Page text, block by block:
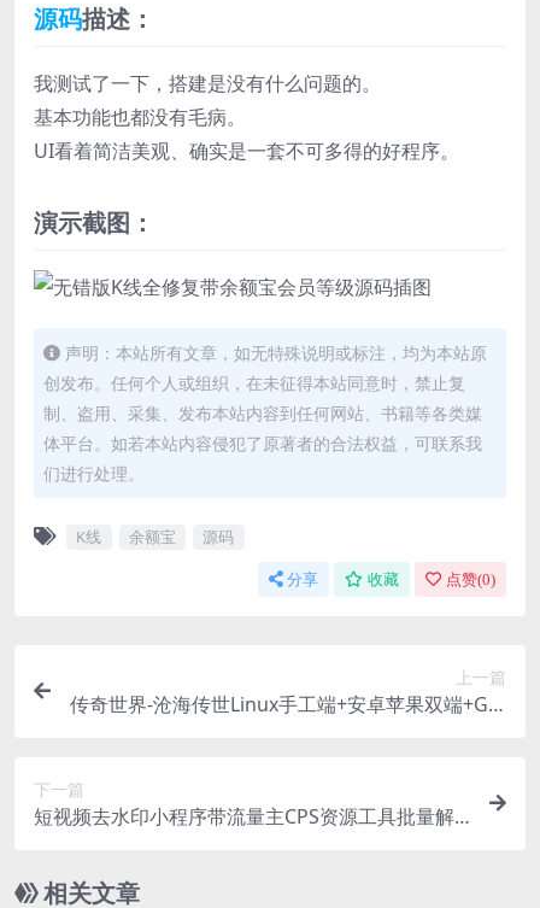
源码描述：
我测试了一下，搭建是没有什么问题的。
基本功能也都没有毛病。
UI看着简洁美观、确实是一套不可多得的好程序。
演示截图：
声明：本站所有文章，如无特殊说明或标注，均为本站原
创发布。任何个人或组织，在未征得本站同意时，禁止复
制、盗用、采集、发布本站内容到任何网站、书籍等各类媒
体平台。如若本站内容侵犯了原著者的合法权益，可联系我
们进行处理。
K线 余额宝 源码
分享 收藏 点赞(0)
上一篇
传奇世界-沧海传世Linux手工端+安卓苹果双端+GM
下一篇
短视频去水印小程序带流量主CPS资源工具批量解
相关文章